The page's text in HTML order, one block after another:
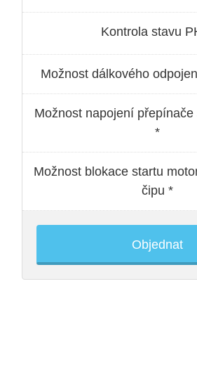
Kontrola stavu
Možnost dálkového
Možnost napojení
*
Možnost blokace startu
čipu *
Objednat